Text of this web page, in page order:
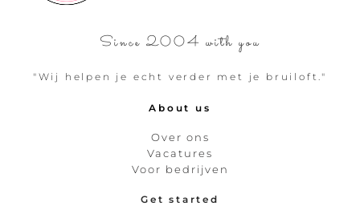
Since 2004 with you
"Wij helpen je echt verder met je bruiloft."
About us
Over ons
Vacatures
Voor bedrijven
Get started